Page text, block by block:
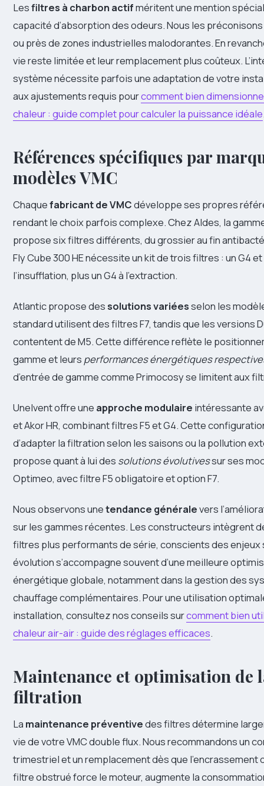
Lesfiltres à charbon actifméritent une mention
capacité d’absorption des odeurs. Nous les
ou près de zones industrielles malodorantes. En
vie reste limitée et leur remplacement plus coûteux.
système nécessite parfois une adaptation de votre
aux ajustements requis pourcomment bien
chaleur : guide complet pour calculer la puissance idéale
Références spécifiques par
modèles VMC
Chaquefabricant de VMCdéveloppe ses propres
rendant le choix parfois complexe. Chez Aldes, la
propose six filtres différents, du grossier au fin
Fly Cube 300 HE nécessite un kit de trois filtres : un G4 et
l’insufflation, plus un G4 à l’extraction.
Atlantic propose dessolutions variéesselon les
standard utilisent des filtres F7, tandis que les versions
contentent de M5. Cette différence reflète le
gamme et leurs performances énergétiques
d’entrée de gamme comme Primocosy se limitent aux
Unelvent offre une approche modulaire intéressante
et Akor HR, combinant filtres F5 et G4. Cette
d’adapter la filtration selon les saisons ou la pollution
propose quant à lui des solutions évolutivessur ses
Optimeo, avec filtre F5 obligatoire et option F7.
Nous observons unetendance généralevers
sur les gammes récentes. Les constructeurs intègrent
filtres plus performants de série, conscients des
évolution s’accompagne souvent d’une meilleure
énergétique globale, notamment dans la gestion des
chauffage complémentaires. Pour une utilisation
installation, consultez nos conseils surcomment bien
chaleur air-air : guide des réglages efficaces.
Maintenance et optimisation de
filtration
La maintenance préventivedes filtres détermine
vie de votre VMC double flux. Nous recommandons un
trimestriel et un remplacement dès que l’encrassement
filtre obstrué force le moteur, augmente la